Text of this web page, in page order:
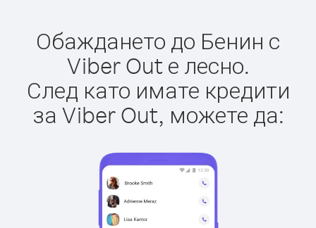
Обаждането до Бенин с
Viber Out е лесно.
След като имате кредити
за Viber Out, можете да: